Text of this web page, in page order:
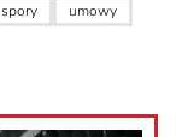
spory
umowy